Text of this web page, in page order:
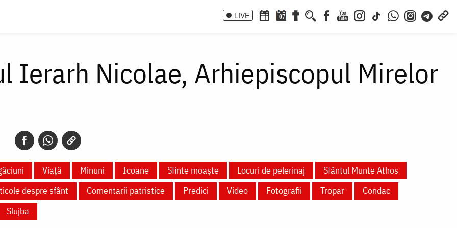
LIVE 07
Ierarh Nicolae, Arhiepiscopul Mirelor
Viață Minuni Icoane Sfinte moaște Locuri de pelerinaj
Sfântul Munte Athos
despre sfânt Comentarii patristice Predici Video Fotografii Tropar
Condac
Slujba